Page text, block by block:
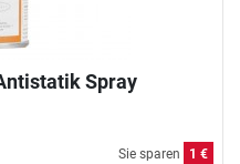
Spray
Sie sparen 1 €